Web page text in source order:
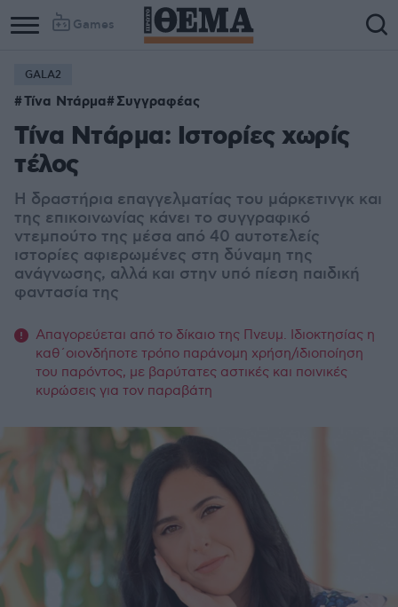
Games
GALA2
Τίνα Ντάρμα Συγγραφέας
Τίνα Ντάρμα: Ιστορίες χωρίς
τέλος
Η δραστήρια επαγγελματίας του μάρκετινγκ και
της επικοινωνίας κάνει το συγγραφικό
ντεμπούτο της μέσα από 40 αυτοτελείς
ιστορίες αφιερωμένες στη δύναμη της
ανάγνωσης, αλλά και στην υπό πίεση παιδική
φαντασία της
Απαγορεύεται από το δίκαιο της Πνευμ. Ιδιοκτησίας η
καθ΄οιονδήποτε τρόπο παράνομη χρήση/ιδιοποίηση
του παρόντος, με βαρύτατες αστικές και ποινικές
κυρώσεις για τον παραβάτη